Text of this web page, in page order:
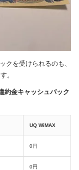
クを受けられるのも、
。
約金キャッシュバック
UQ WiMAX
0円
0円